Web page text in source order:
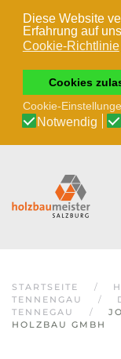
Diese Website
Erfahrung auf
Cookie-Richtlinie
Cookies
Cookie-
Notwendig
Zum
STARTSEITE
TENNENGAU
TENNEGAU
HOLZBAU GMBH